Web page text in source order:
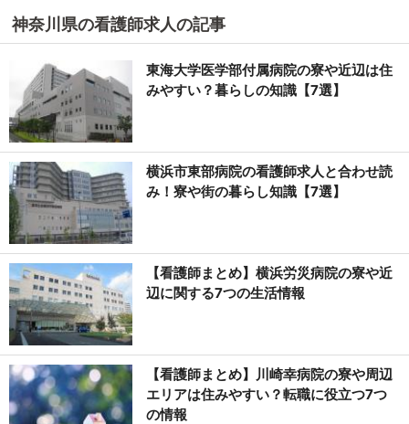
神奈川県の看護師求人の記事
東海大学医学部付属病院の寮や近辺は住
みやすい？暮らしの知識【7選】
横浜市東部病院の看護師求人と合わせ読
み！寮や街の暮らし知識【7選】
【看護師まとめ】横浜労災病院の寮や近
辺に関する7つの生活情報
【看護師まとめ】川崎幸病院の寮や周辺
エリアは住みやすい？転職に役立つ7つ
の情報